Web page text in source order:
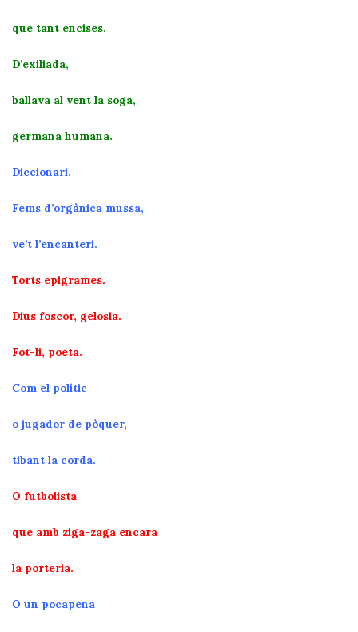
que tant encises.
D’exiliada,
ballava al vent la soga,
germana humana.
Diccionari.
Fems d’orgànica mussa,
ve’t l’encanteri.
Torts epigrames.
Dius foscor, gelosia.
Fot-li, poeta.
Com el polític
o jugador de pòquer,
tibant la corda.
O futbolista
que amb ziga-zaga encara
la porteria.
O un pocapena